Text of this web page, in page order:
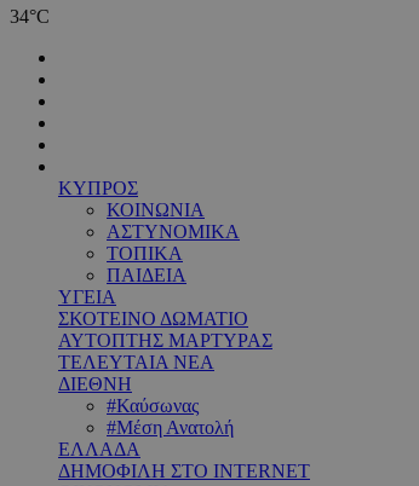
34°C
ΚΥΠΡΟΣ
ΚΟΙΝΩΝΙΑ
ΑΣΤΥΝΟΜΙΚΑ
ΤΟΠΙΚΑ
ΠΑΙΔΕΙΑ
ΥΓΕΙΑ
ΣΚΟΤΕΙΝΟ ΔΩΜΑΤΙΟ
ΑΥΤΟΠΤΗΣ ΜΑΡΤΥΡΑΣ
ΤΕΛΕΥΤΑΙΑ ΝΕΑ
ΔΙΕΘΝΗ
#Καύσωνας
#Μέση Ανατολή
ΕΛΛΑΔΑ
ΔΗΜΟΦΙΛΗ ΣΤΟ INTERNET